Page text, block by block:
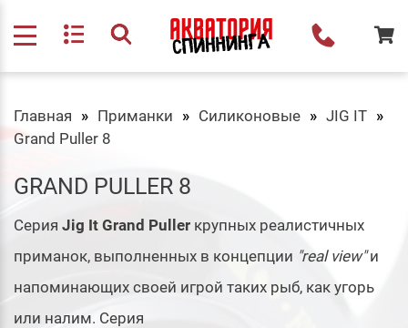
Главная Приманки Силиконовые
JIG IT
Grand Puller 8
GRAND PULLER 8
Серия Jig It Grand Puller крупных реалистичных
приманок, выполненных в концепции "real view"и
напоминающих своей игрой таких рыб, как угорь
или налим. Серия